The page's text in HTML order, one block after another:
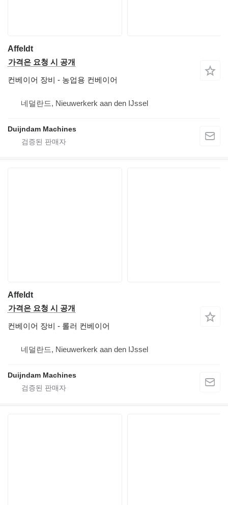
Affeldt
가격은 요청 시 공개
컨베이어 장비 - 농업용 컨베이어
네덜란드, Nieuwerkerk aan den IJssel
Duijndam Machines
Affeldt
가격은 요청 시 공개
컨베이어 장비 - 롤러 컨베이어
네덜란드, Nieuwerkerk aan den IJssel
Duijndam Machines